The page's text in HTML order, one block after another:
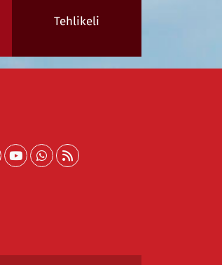
Tehlikeli